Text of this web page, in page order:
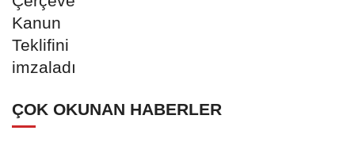
ÇOK OKUNAN HABERLER